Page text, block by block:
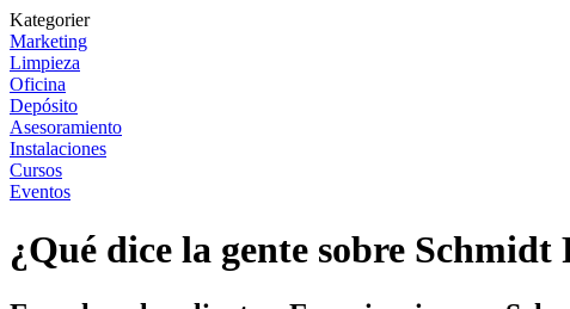
Kategorier
Marketing
Limpieza
Oficina
Depósito
Asesoramiento
Instalaciones
Cursos
Eventos
¿Qué dice la gente sobre Schmidt